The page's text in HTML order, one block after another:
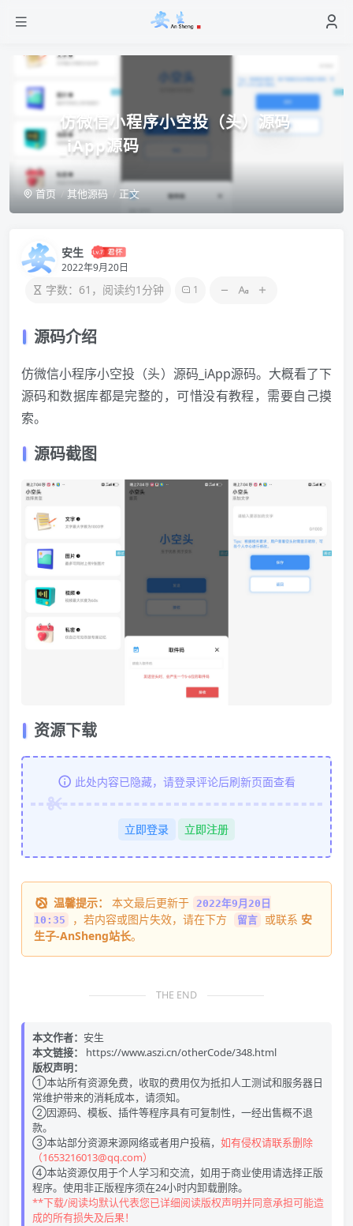
仿微信小程序小空投（头）源码
_iApp源码
首页 其他源码 正文
安生
2022年9月20日
字数：61，阅读约1分钟 1
源码介绍
仿微信小程序小空投（头）源码_iApp源码。大概看了下
源码和数据库都是完整的，可惜没有教程，需要自己摸
索。
源码截图
资源下载
此处内容已隐藏，请登录评论后刷新页面查看
立即登录 立即注册
温馨提示： 本文最后更新于 2022年9月20日
10:35
，若内容或图片失效，请在下方 留言 或联系 安
生子-AnSheng站长。
THE END
本文作者： 安生
本文链接：
https://www.aszi.cn/otherCode/348.html
版权声明：
①本站所有资源免费，收取的费用仅为抵扣人工测试和服务器日
常维护带来的消耗成本，请须知。
②因源码、模板、插件等程序具有可复制性，一经出售概不退
款。
③本站部分资源来源网络或者用户投稿， 如有侵权请联系删除
（1653216013@qq.com）
④本站资源仅用于个人学习和交流，如用于商业使用请选择正版
程序。使用非正版程序须在24小时内卸载删除。
**下载/阅读均默认代表您已详细阅读版权声明并同意承担可能造
成的所有损失及后果！